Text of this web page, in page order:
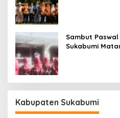
Sambut
Sukabumi
Kabupaten Sukabumi